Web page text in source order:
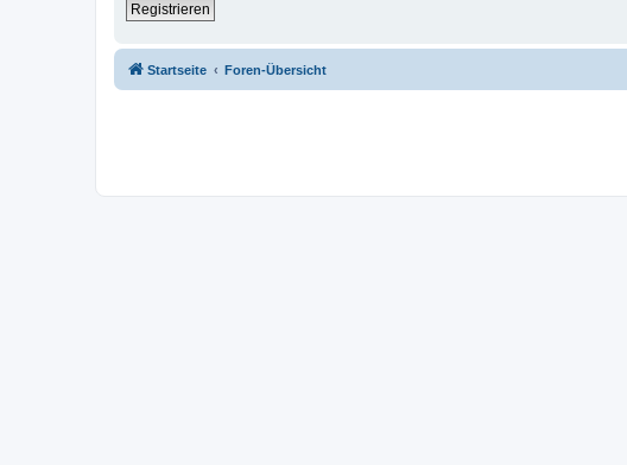
Registrieren
Startseite Foren-Übersicht